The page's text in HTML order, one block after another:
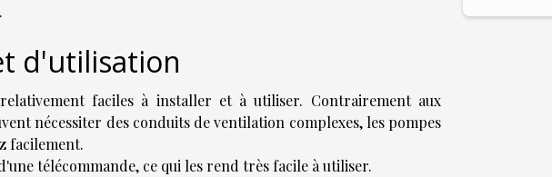
d'utilisation
faciles à installer et à utiliser. Contrairement aux
nécessiter des conduits de ventilation complexes, les pompes
facilement.
télécommande, ce qui les rend très facile à utiliser.